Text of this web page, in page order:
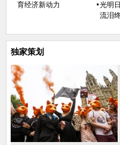
育经济新动力
光明
流泪
独家策划